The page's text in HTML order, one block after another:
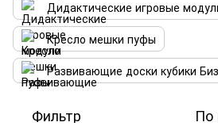
Дидактические игровые
Кресло мешки пуфы
Развивающие доски кубики
Фильтр По